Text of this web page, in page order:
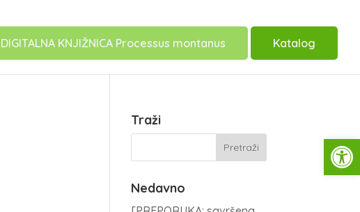
DIGITALNA KNJIŽNICA Processus montanus Katalog
Traži
Nedavno